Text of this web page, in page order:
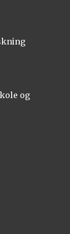
og